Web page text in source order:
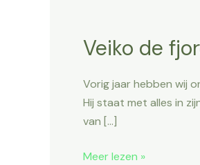
Veiko de
Vorig jaar hebben wij
Hij staat met alles in
van […]
Veiko
fjord
Meer lezen »